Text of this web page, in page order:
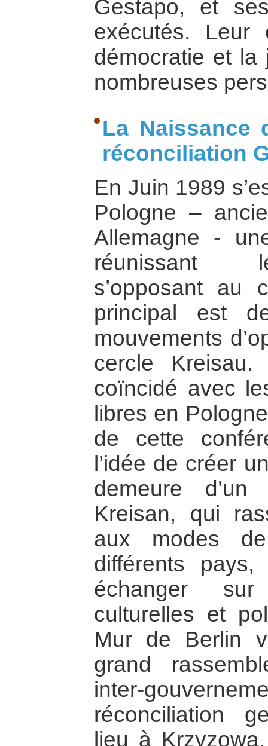
Gestapo, et
exécutés. Leur
démocratie et la
nombreuses
La Naissance
réconciliation
En Juin 1989
Pologne –
Allemagne -
réunissant
s’opposant au
principal est
mouvements
cercle
coïncidé avec
libres en
de cette
l’idée de créer
demeure
Kreisan, qui
aux modes
différents
échanger
culturelles et
Mur de Berlin
grand
inter-
réconciliation
lieu à